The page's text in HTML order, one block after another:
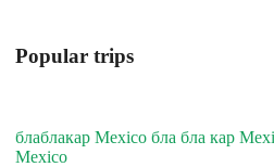
Popular trips
блаблакар Mexico бла бла кар
Mexico